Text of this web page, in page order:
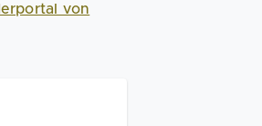
von